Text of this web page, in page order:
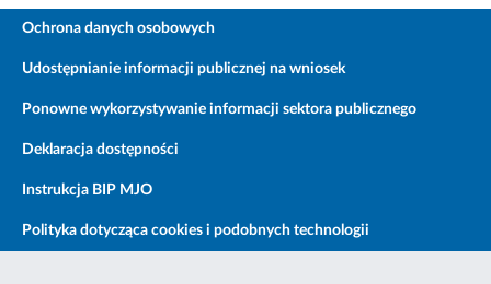
Ochrona danych osobowych
Udostępnianie informacji publicznej na wniosek
Ponowne wykorzystywanie informacji sektora publicznego
Deklaracja dostępności
Instrukcja BIP MJO
Polityka dotycząca cookies i podobnych technologii